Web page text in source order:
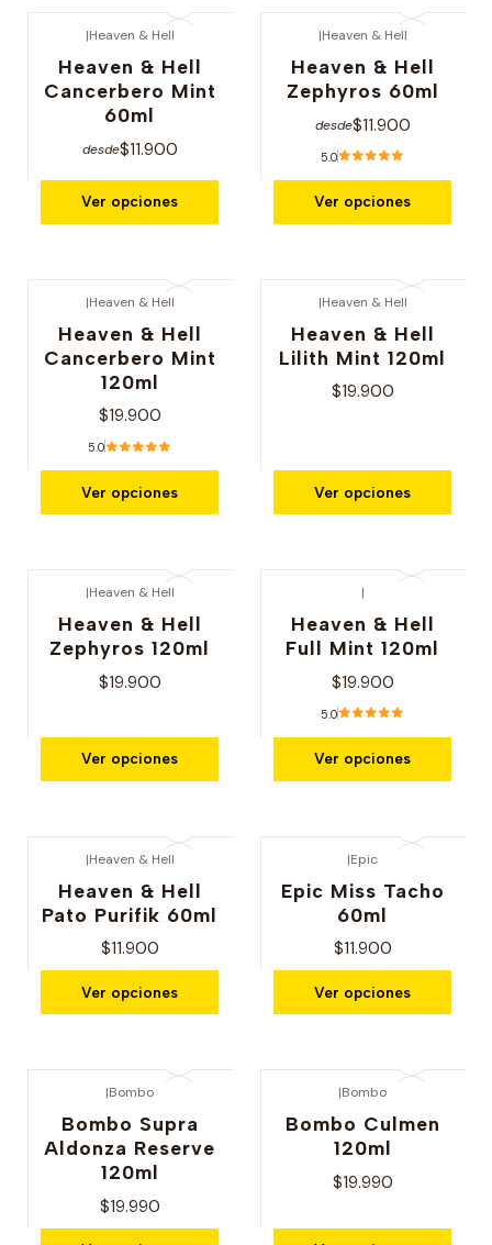
|Heaven & Hell
Heaven & Hell
Cancerbero Mint
60ml
desde$11.900
Ver opciones
|Heaven & Hell
Heaven & Hell
Zephyros 60ml
desde$11.900
5.0
Ver opciones
|Heaven & Hell
Heaven & Hell
Cancerbero Mint
120ml
$19.900
5.0
Ver opciones
|Heaven & Hell
Heaven & Hell
Lilith Mint 120ml
$19.900
Ver opciones
|Heaven & Hell
Heaven & Hell
Zephyros 120ml
$19.900
Ver opciones
|
Heaven & Hell
Full Mint 120ml
$19.900
5.0
Ver opciones
|Heaven & Hell
Heaven & Hell
Pato Purifik 60ml
$11.900
Ver opciones
|Epic
Epic Miss Tacho
60ml
$11.900
Ver opciones
|Bombo
Bombo Supra
Aldonza Reserve
120ml
$19.990
|Bombo
Bombo Culmen
120ml
$19.990